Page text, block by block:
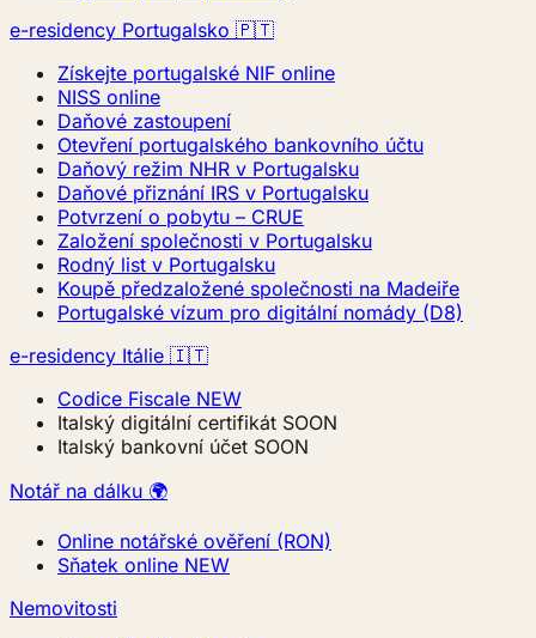
e-residency Portugalsko 🇵🇹
Získejte portugalské NIF online
NISS online
Daňové zastoupení
Otevření portugalského bankovního účtu
Daňový režim NHR v Portugalsku
Daňové přiznání IRS v Portugalsku
Potvrzení o pobytu – CRUE
Založení společnosti v Portugalsku
Rodný list v Portugalsku
Koupě předzaložené společnosti na Madeiře
Portugalské vízum pro digitální nomády (D8)
e-residency Itálie 🇮🇹
Codice Fiscale NEW
Italský digitální certifikát SOON
Italský bankovní účet SOON
Notář na dálku 🌍
Online notářské ověření (RON)
Sňatek online NEW
Nemovitosti